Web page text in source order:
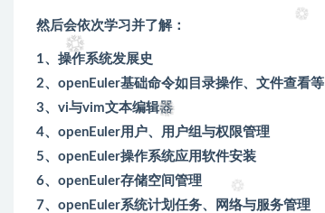
然后会依次学习并了解：
1、操作系统发展史
2、openEuler基础命令如目录操作、文件查看等
3、vi与vim文本编辑器
4、openEuler用户、用户组与权限管理
5、openEuler操作系统应用软件安装
6、openEuler存储空间管理
7、openEuler系统计划任务、网络与服务管理